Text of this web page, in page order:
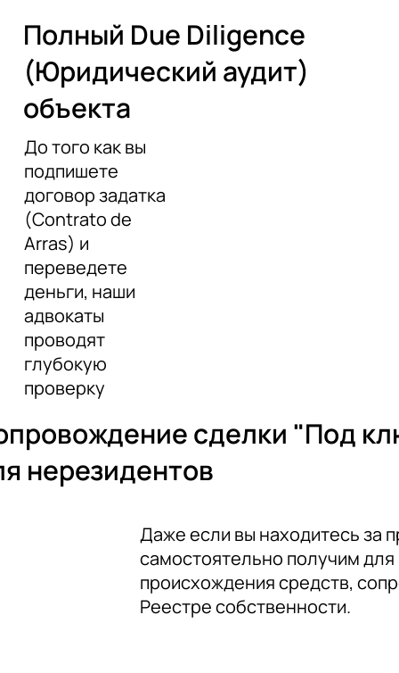
Полный Due Diligence
(Юридический аудит)
объекта
До того как вы
подпишете
договор задатка
(Contrato de
Arras) и
переведете
деньги, наши
адвокаты
проводят
глубокую
проверку
Даже если вы находитесь за
самостоятельно получим
происхождения средств,
Реестре собственности.
сделки "Под
нерезидентов